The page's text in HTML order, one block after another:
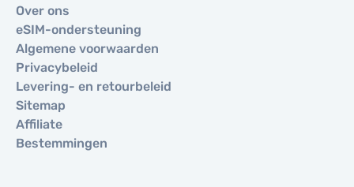
Over ons
eSIM-ondersteuning
Algemene voorwaarden
Privacybeleid
Levering- en retourbeleid
Sitemap
Affiliate
Bestemmingen